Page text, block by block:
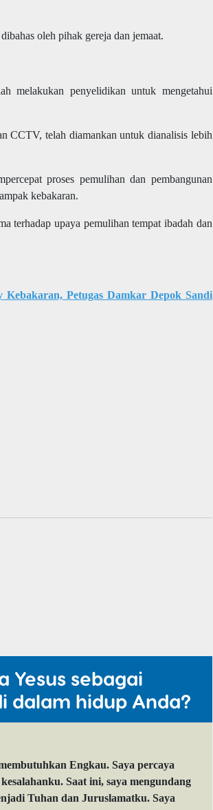
oleh pihak gereja dan jemaat.
melakukan penyelidikan untuk mengetahui
CCTV, telah diamankan untuk dianalisis lebih
proses pemulihan dan pembangunan
kebakaran.
terhadap upaya pemulihan tempat ibadah dan
Petugas Damkar Depok Sandi
Yesus sebagai
dalam hidup Anda?
Engkau. Saya percaya
Saat ini, saya mengundang
Tuhan dan Juruslamatku. Saya